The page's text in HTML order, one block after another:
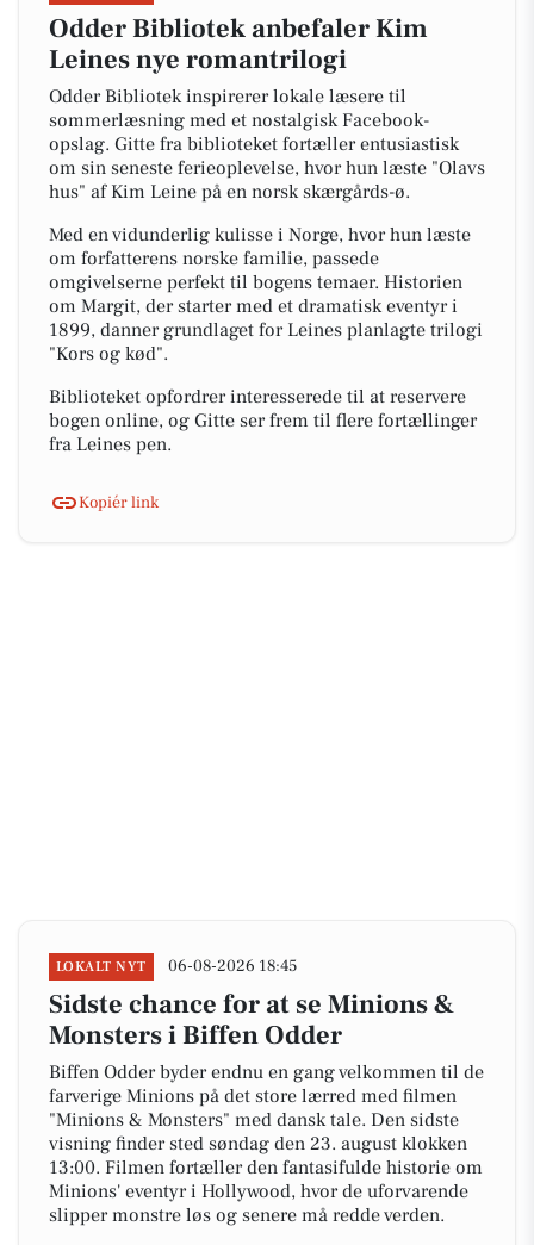
Odder Bibliotek anbefaler Kim
Leines nye romantrilogi
Odder Bibliotek inspirerer lokale læsere til
sommerlæsning med et nostalgisk Facebook-
opslag. Gitte fra biblioteket fortæller entusiastisk
om sin seneste ferieoplevelse, hvor hun læste "Olavs
hus" af Kim Leine på en norsk skærgårds-ø.
Med en vidunderlig kulisse i Norge, hvor hun læste
om forfatterens norske familie, passede
omgivelserne perfekt til bogens temaer. Historien
om Margit, der starter med et dramatisk eventyr i
1899, danner grundlaget for Leines planlagte trilogi
"Kors og kød".
Biblioteket opfordrer interesserede til at reservere
bogen online, og Gitte ser frem til flere fortællinger
fra Leines pen.
Kopiér link
LOKALT NYT 06-08-2026 18:45
Sidste chance for at se Minions &
Monsters i Biffen Odder
Biffen Odder byder endnu en gang velkommen til de
farverige Minions på det store lærred med filmen
"Minions & Monsters" med dansk tale. Den sidste
visning finder sted søndag den 23. august klokken
13:00. Filmen fortæller den fantasifulde historie om
Minions' eventyr i Hollywood, hvor de uforvarende
slipper monstre løs og senere må redde verden.